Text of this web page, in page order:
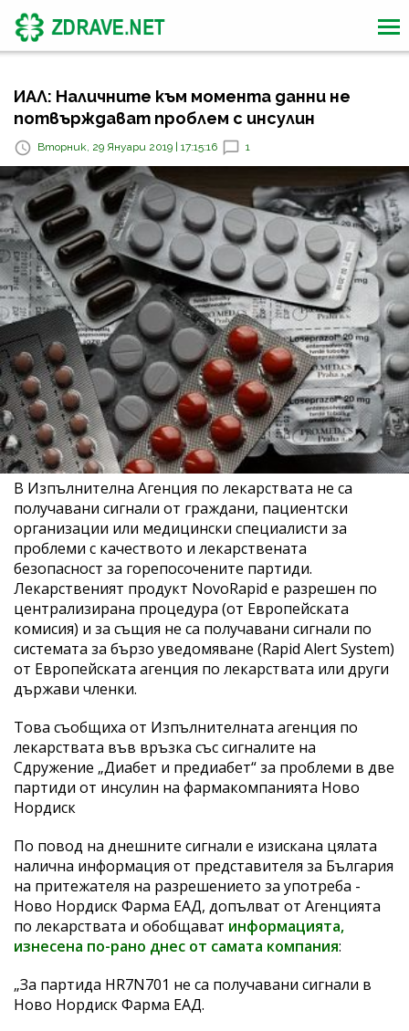
ИАЛ: Наличните към момента данни не
потвърждават проблем с инсулин
Вторник, 29 Януари 2019 | 17:15:16 1
В Изпълнителна Агенция по лекарствата не са
получавани сигнали от граждани, пациентски
организации или медицински специалисти за
проблеми с качеството и лекарствената
безопасност за горепосочените партиди.
Лекарственият продукт NovoRapid е разрешен по
централизирана процедура (от Европейската
комисия) и за същия не са получавани сигнали по
системата за бързо уведомяване (Rapid Alert System)
от Европейската агенция по лекарствата или други
държави членки.
Това съобщиха от Изпълнителната агенция по
лекарствата във връзка със сигналите на
Сдружение „Диабет и предиабет“ за проблеми в две
партиди от инсулин на фармакомпанията Ново
Нордиск
По повод на днешните сигнали е изискана цялата
налична информация от представителя за България
на притежателя на разрешението за употреба -
Ново Нордиск Фарма ЕАД, допълват от Агенцията
по лекарствата и обобщават информацията,
изнесена по-рано днес от самата компания:
„За партида HR7N701 не са получавани сигнали в
Ново Нордиск Фарма ЕАД.